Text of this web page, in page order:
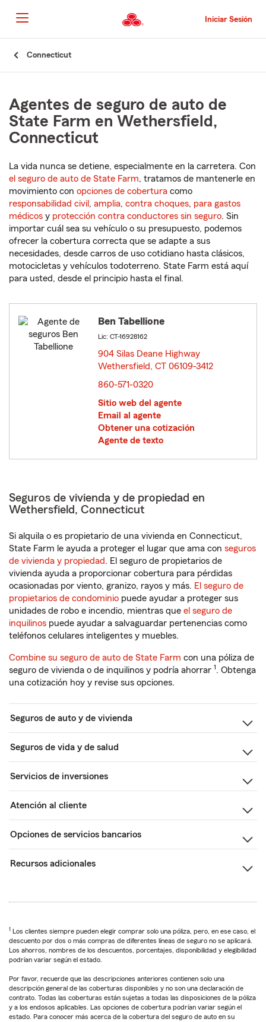
al
contenido
principal
Iniciar Sesión
Connecticut
Agentes de seguro de auto de
State Farm en Wethersfield,
Connecticut
La vida nunca se detiene, especialmente en la carretera. Con
el seguro de auto de State Farm, tratamos de mantenerle en
movimiento con opciones de cobertura como
responsabilidad civil , amplia, contra choques, para gastos
médicos y protección contra conductores sin seguro. Sin
importar cuál sea su vehículo o su presupuesto, podemos
ofrecer la cobertura correcta que se adapte a sus
necesidades, desde carros de uso cotidiano hasta clásicos,
motocicletas y vehículos todoterreno. State Farm está aquí
para usted, desde el principio hasta el final.
Ben Tabellione
Lic: CT-16928162
904 Silas Deane Highway
Wethersfield, CT 06109-3412
860-571-0320
Sitio web del agente
Email al agente
Obtener una cotización
Agente de texto
Seguros de vivienda y de propiedad en
Wethersfield, Connecticut
Si alquila o es propietario de una vivienda en Connecticut,
State Farm le ayuda a proteger el lugar que ama con seguros
de vivienda y propiedad. El seguro de propietarios de
vivienda ayuda a proporcionar cobertura para pérdidas
ocasionadas por viento, granizo, rayos y más. El seguro de
propietarios de condominio puede ayudar a proteger sus
unidades de robo e incendio, mientras que el seguro de
inquilinos puede ayudar a salvaguardar pertenencias como
teléfonos celulares inteligentes y muebles.
Combine su seguro de auto de State Farm con una póliza de
seguro de vivienda o de inquilinos y podría ahorrar 1. Obtenga
una cotización hoy y revise sus opciones.
Seguros de auto y de vivienda
Seguros de vida y de salud
Servicios de inversiones
Atención al cliente
Opciones de servicios bancarios
Recursos adicionales
1 Los clientes siempre pueden elegir comprar solo una póliza, pero, en ese caso, el
descuento por dos o más compras de diferentes líneas de seguro no se aplicará.
Los ahorros, nombres de los descuentos, porcentajes, disponibilidad y elegibilidad
podrían variar según el estado.
Por favor, recuerde que las descripciones anteriores contienen solo una
descripción general de las coberturas disponibles y no son una declaración de
contrato. Todas las coberturas están sujetas a todas las disposiciones de la póliza
y a los endosos aplicables. Las opciones de cobertura podrían variar según el
estado. Para conocer más acerca de la cobertura del seguro de auto en su